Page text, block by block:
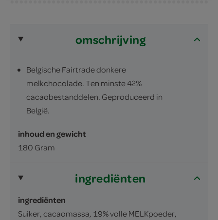
omschrijving
Belgische Fairtrade donkere
melkchocolade. Ten minste 42%
cacaobestanddelen. Geproduceerd in
België.
inhoud en gewicht
180 Gram
ingrediënten
ingrediënten
Suiker, cacaomassa, 19% volle MELKpoeder,